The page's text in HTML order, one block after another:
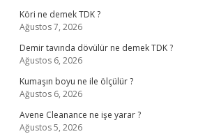
Köri ne demek TDK ?
Ağustos 7, 2026
Demir tavında dövülür ne demek TDK ?
Ağustos 6, 2026
Kumaşın boyu ne ile ölçülür ?
Ağustos 6, 2026
Avene Cleanance ne işe yarar ?
Ağustos 5, 2026